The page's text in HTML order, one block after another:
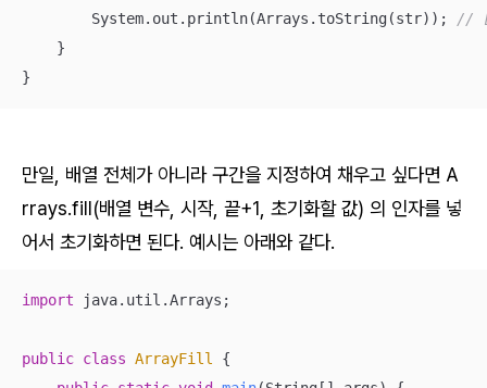
        System.out.println(Arrays.toString(str));
//
    }
}
만일, 배열 전체가 아니라 구간을 지정하여 채우고 싶다면 A
rrays.fill(배열 변수, 시작, 끝+1, 초기화할 값) 의 인자를 넣
어서 초기화하면 된다. 예시는 아래와 같다.
import java.util.Arrays;
public class ArrayFill
{